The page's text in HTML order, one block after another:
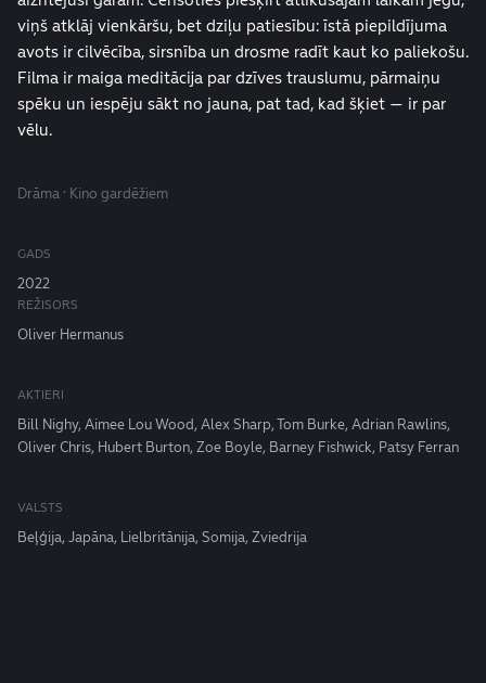
viņš atklāj vienkāršu, bet dziļu patiesību: īstā piepildījuma
avots ir cilvēcība, sirsnība un drosme radīt kaut ko paliekošu.
Filma ir maiga meditācija par dzīves trauslumu, pārmaiņu
spēku un iespēju sākt no jauna, pat tad, kad šķiet — ir par
vēlu.
Drāma · Kino gardēžiem
GADS
2022
REŽISORS
Oliver Hermanus
AKTIERI
Bill Nighy, Aimee Lou Wood, Alex Sharp, Tom Burke, Adrian Rawlins,
Oliver Chris, Hubert Burton, Zoe Boyle, Barney Fishwick, Patsy Ferran
VALSTS
Beļģija, Japāna, Lielbritānija, Somija, Zviedrija